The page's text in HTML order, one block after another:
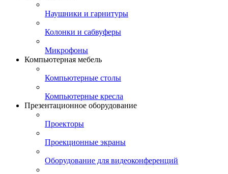
Наушники и гарнитуры
Колонки и сабвуферы
Микрофоны
Компьютерная мебель
Компьютерные столы
Компьютерные кресла
Презентационное оборудование
Проекторы
Проекционные экраны
Оборудование для видеоконференций